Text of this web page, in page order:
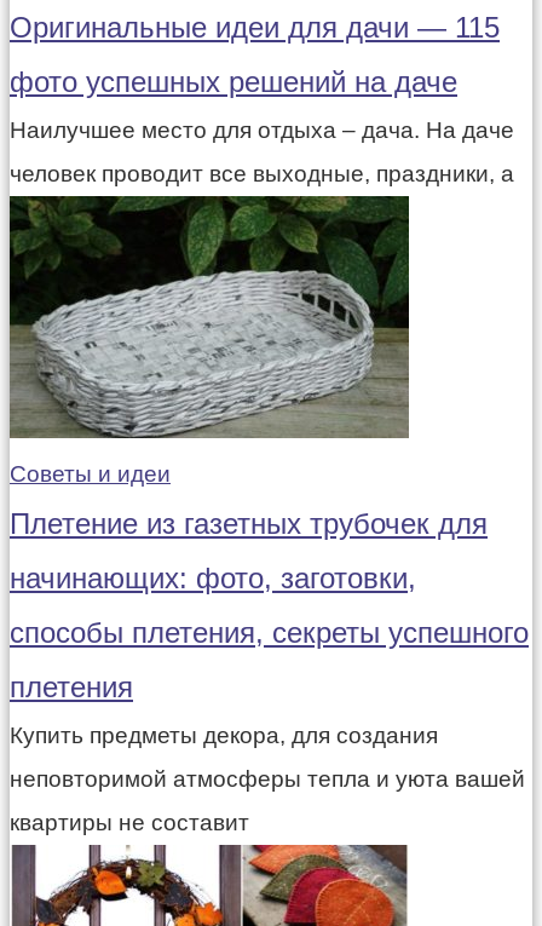
Оригинальные идеи для дачи — 115
фото успешных решений на даче
Наилучшее место для отдыха – дача. На даче
человек проводит все выходные, праздники, а
Советы и идеи
Плетение из газетных трубочек для
начинающих: фото, заготовки,
способы плетения, секреты успешного
плетения
Купить предметы декора, для создания
неповторимой атмосферы тепла и уюта вашей
квартиры не составит